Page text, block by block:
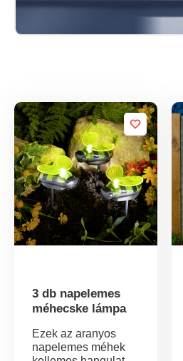
3 db napelemes
méhecske lámpa
Ezek az aranyos
napelemes méhek